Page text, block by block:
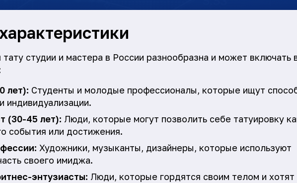
студии и мастера в России разнообразна и может включать
лет): Студенты и молодые профессионалы, которые ищут
индивидуализации.
(30-45 лет): Люди, которые могут позволить себе татуировку
события или достижения.
Художники, музыканты, дизайнеры, которые используют
своего имиджа.
энтузиасты: Люди, которые гордятся своим телом и хотят